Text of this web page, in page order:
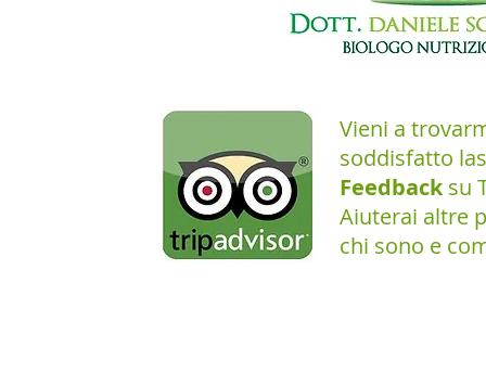
Vieni a
soddisfatto
Feedbacksu
Aiuterai altre
chi sono e